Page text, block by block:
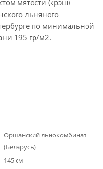
мятости (крэш)
льняного
по минимальной
195 гр/м2.
Оршанский льнокомбинат
(Беларусь)
145 cм